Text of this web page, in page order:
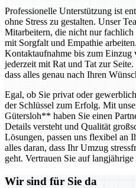
Professionelle Unterstützung ist
ohne Stress zu gestalten. Unser
Mitarbeitern, die nicht nur fachlich
mit Sorgfalt und Empathie
Kontaktaufnahme bis zum Einzug
jederzeit mit Rat und Tat zur
dass alles genau nach Ihren
Egal, ob Sie privat oder
der Schlüssel zum Erfolg. Mit
Gütersloh** haben Sie einen
Details versteht und Qualität
Lösungen, passen uns flexibel an
alles daran, dass Ihr Umzug
geht. Vertrauen Sie auf
Wir sind für Sie da